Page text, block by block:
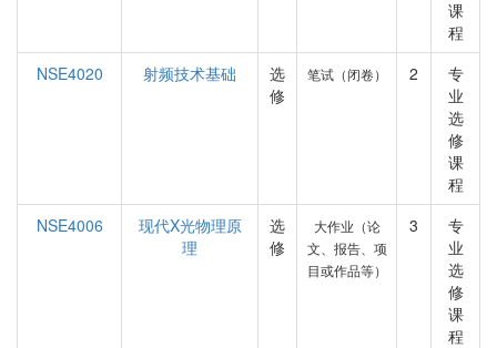
课
程
NSE4020
射频技术基础
选
修
笔试（闭卷） 2
专
业
选
修
课
程
NSE4006
现代X光物理原
理
选
修
大作业（论
文、报告、项
目或作品等）
3
专
业
选
修
课
程